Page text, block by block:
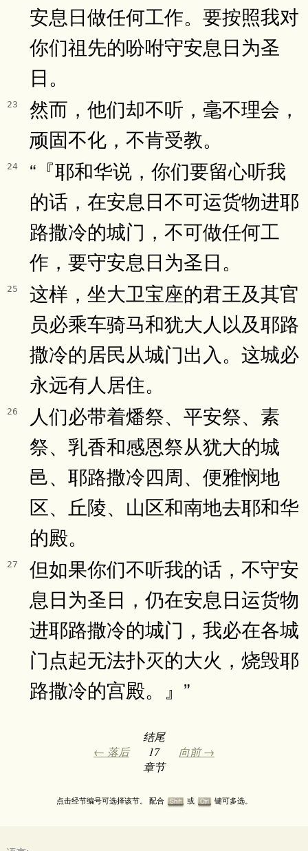
安息日做任何工作。要按照我对
你们祖先的吩咐守安息日为圣
日。
23
然而，他们却不听，毫不理会，
顽固不化，不肯受教。
24
“『耶和华说，你们要留心听我
的话，在安息日不可运货物进耶
路撒冷的城门，不可做任何工
作，要守安息日为圣日。
25
这样，坐大卫宝座的君王及其官
员必乘车骑马和犹大人以及耶路
撒冷的居民从城门出入。这城必
永远有人居住。
26
人们必带着燔祭、平安祭、素
祭、乳香和感恩祭从犹大的城
邑、耶路撒冷四周、便雅悯地
区、丘陵、山区和南地去耶和华
的殿。
27
但如果你们不听我的话，不守安
息日为圣日，仍在安息日运货物
进耶路撒冷的城门，我必在各城
门点起无法扑灭的大火，烧毁耶
路撒冷的宫殿。』”
← 落后
结尾
17
章节
向前 →
点击经节编号可选择该节。 配合 Shift 或 Ctrl 键可多选。